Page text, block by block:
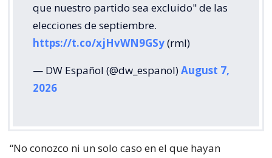
que nuestro partido sea excluido" de las
elecciones de septiembre.
https://t.co/xjHvWN9GSy(rml)
— DW Español (@dw_espanol)August 7,
2026
“No conozco ni un solo caso en el que hayan